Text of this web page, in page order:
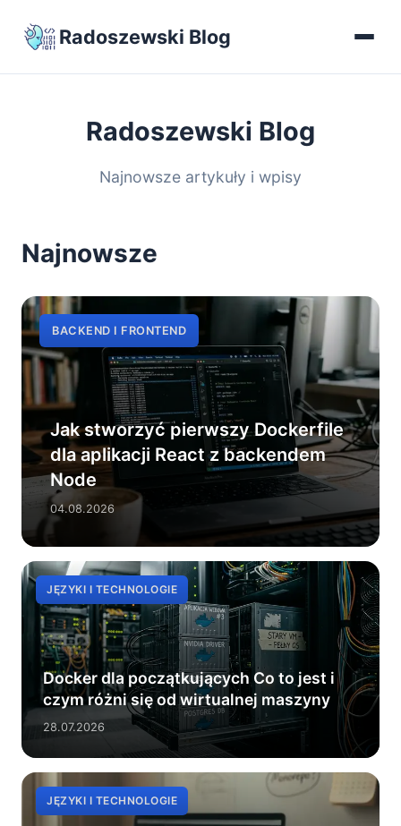
Radoszewski Blog
Radoszewski Blog
Najnowsze artykuły i wpisy
Najnowsze
BACKEND I FRONTEND
Jak stworzyć pierwszy Dockerfile
dla aplikacji React z backendem
Node
04.08.2026
JĘZYKI I TECHNOLOGIE
Docker dla początkujących Co to jest i
czym różni się od wirtualnej maszyny
28.07.2026
JĘZYKI I TECHNOLOGIE